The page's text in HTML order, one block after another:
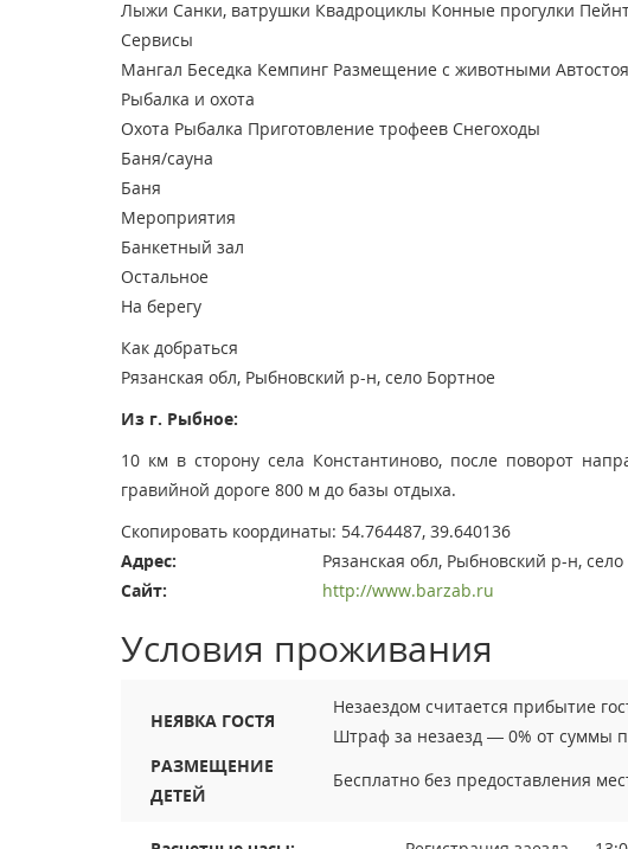
Лыжи Санки, ватрушки Квадроциклы Конные прогулки
Сервисы
Мангал Беседка Кемпинг Размещение с животными
Рыбалка и охота
Охота Рыбалка Приготовление трофеев Снегоходы
Баня/сауна
Баня
Мероприятия
Банкетный зал
Остальное
На берегу
Как добраться
Рязанская обл, Рыбновский р-н, село Бортное
Из г. Рыбное:
10 км в сторону села Константиново, после поворот
гравийной дороге 800 м до базы отдыха.
Скопировать координаты: 54.764487, 39.640136
Адрес:
Рязанская обл, Рыбновский р-н,
Сайт:
http://www.barzab.ru
Условия проживания
НЕЯВКА ГОСТЯ
Незаездом считается прибытие
Штраф за незаезд — 0% от суммы
РАЗМЕЩЕНИЕ
ДЕТЕЙ
Бесплатно без предоставления